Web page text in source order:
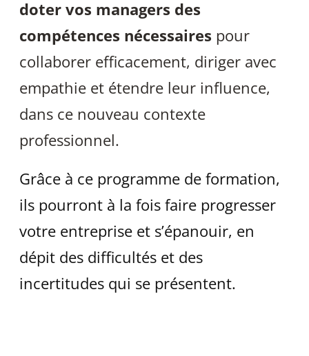
doter vos managers des
compétences nécessaires pour
collaborer efficacement, diriger avec
empathie et étendre leur influence,
dans ce nouveau contexte
professionnel.
Grâce à ce programme de formation,
ils pourront à la fois faire progresser
votre entreprise et s’épanouir, en
dépit des difficultés et des
incertitudes qui se présentent.